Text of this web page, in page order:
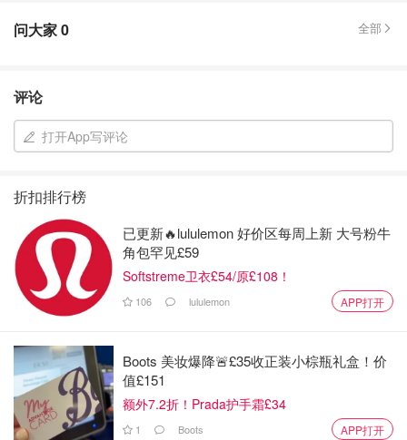
具体线路
Day 1 （下飞机当晚+第二天）
一起作为Day 1。
曼谷夜市 （Mangrak Market)
地址：2319 2nd Ave,Seattle WA 98121
这家泰国餐厅我是在网上种草的，去到当天刚好是晚上，就
了都以为我去了泰国，去到现场的确是很有泰国夜市风！餐
厅位置很热闹，整条街基本都是餐厅和酒吧，都开得比较
晚，我们去的时候已经是10点了，还有很多人在排队。
问大家0 全部
评论
打开App写评论
折扣排行榜
已更新🔥lululemon 好价区每周上新 大号粉牛
角包罕见£59
Softstreme卫衣£54/原£108！
106 lululemon APP打开
Boots 美妆爆降🚨£35收正装小棕瓶礼盒！价
值£151
额外7.2折！Prada护手霜£34
1 Boots APP打开